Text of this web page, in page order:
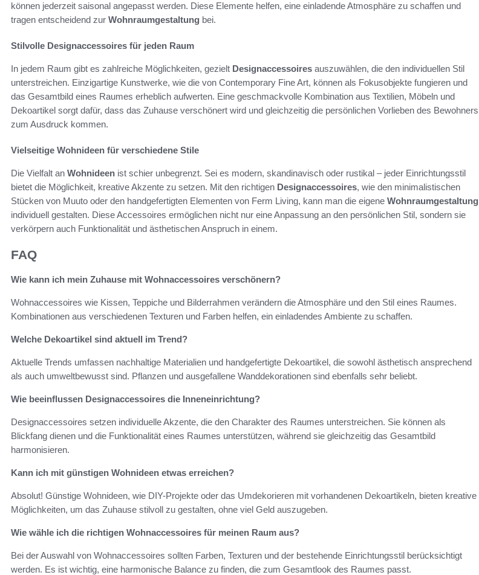
können jederzeit saisonal angepasst werden. Diese Elemente helfen, eine einladende Atmosphäre zu schaffen und
tragen entscheidend zur Wohnraumgestaltung bei.
Stilvolle Designaccessoires für jeden Raum
In jedem Raum gibt es zahlreiche Möglichkeiten, gezielt Designaccessoires auszuwählen, die den individuellen Stil
unterstreichen. Einzigartige Kunstwerke, wie die von Contemporary Fine Art, können als Fokusobjekte fungieren und
das Gesamtbild eines Raumes erheblich aufwerten. Eine geschmackvolle Kombination aus Textilien, Möbeln und
Dekoartikel sorgt dafür, dass das Zuhause verschönert wird und gleichzeitig die persönlichen Vorlieben des Bewohners
zum Ausdruck kommen.
Vielseitige Wohnideen für verschiedene Stile
Die Vielfalt an Wohnideen ist schier unbegrenzt. Sei es modern, skandinavisch oder rustikal – jeder Einrichtungsstil
bietet die Möglichkeit, kreative Akzente zu setzen. Mit den richtigen Designaccessoires, wie den minimalistischen
Stücken von Muuto oder den handgefertigten Elementen von Ferm Living, kann man die eigene Wohnraumgestaltung
individuell gestalten. Diese Accessoires ermöglichen nicht nur eine Anpassung an den persönlichen Stil, sondern sie
verkörpern auch Funktionalität und ästhetischen Anspruch in einem.
FAQ
Wie kann ich mein Zuhause mit Wohnaccessoires verschönern?
Wohnaccessoires wie Kissen, Teppiche und Bilderrahmen verändern die Atmosphäre und den Stil eines Raumes.
Kombinationen aus verschiedenen Texturen und Farben helfen, ein einladendes Ambiente zu schaffen.
Welche Dekoartikel sind aktuell im Trend?
Aktuelle Trends umfassen nachhaltige Materialien und handgefertigte Dekoartikel, die sowohl ästhetisch ansprechend
als auch umweltbewusst sind. Pflanzen und ausgefallene Wanddekorationen sind ebenfalls sehr beliebt.
Wie beeinflussen Designaccessoires die Inneneinrichtung?
Designaccessoires setzen individuelle Akzente, die den Charakter des Raumes unterstreichen. Sie können als
Blickfang dienen und die Funktionalität eines Raumes unterstützen, während sie gleichzeitig das Gesamtbild
harmonisieren.
Kann ich mit günstigen Wohnideen etwas erreichen?
Absolut! Günstige Wohnideen, wie DIY-Projekte oder das Umdekorieren mit vorhandenen Dekoartikeln, bieten kreative
Möglichkeiten, um das Zuhause stilvoll zu gestalten, ohne viel Geld auszugeben.
Wie wähle ich die richtigen Wohnaccessoires für meinen Raum aus?
Bei der Auswahl von Wohnaccessoires sollten Farben, Texturen und der bestehende Einrichtungsstil berücksichtigt
werden. Es ist wichtig, eine harmonische Balance zu finden, die zum Gesamtlook des Raumes passt.